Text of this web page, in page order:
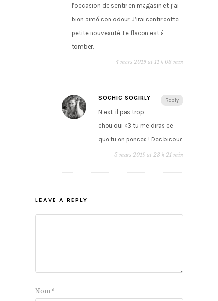
l’occasion de sentir en magasin et j’ai
bien aimé son odeur. J’irai sentir cette
petite nouveauté. Le flacon est à
tomber.
4 mars 2019 at 11 h 03 min
Reply
SOCHIC SOGIRLY
N’est-il pas trop
chou oui <3 tu me diras ce
que tu en penses ! Des bisous
5 mars 2019 at 23 h 21 min
LEAVE A REPLY
Nom *